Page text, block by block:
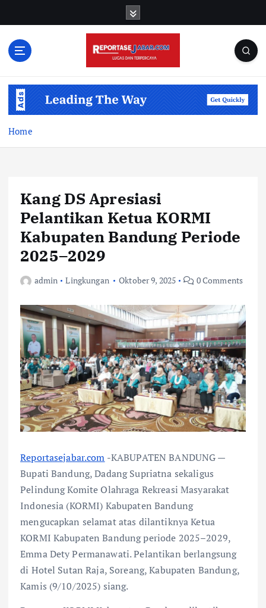
Home
Kang DS Apresiasi
Pelantikan Ketua KORMI
Kabupaten Bandung Periode
2025–2029
admin Lingkungan Oktober 9, 2025 0 Comments
Reportasejabar.com -KABUPATEN BANDUNG —
Bupati Bandung, Dadang Supriatna sekaligus
Pelindung Komite Olahraga Rekreasi Masyarakat
Indonesia (KORMI) Kabupaten Bandung
mengucapkan selamat atas dilantiknya Ketua
KORMI Kabupaten Bandung periode 2025–2029,
Emma Dety Permanawati. Pelantikan berlangsung
di Hotel Sutan Raja, Soreang, Kabupaten Bandung,
Kamis (9/10/2025) siang.